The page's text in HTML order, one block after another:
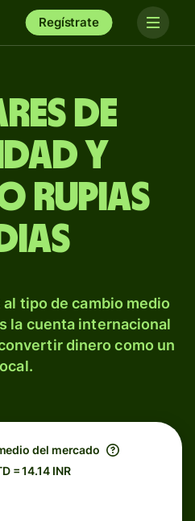
Regístrate
de
y
rupias
al tipo de cambio medio
la cuenta internacional
dinero como un
del mercado
= 14.14 INR